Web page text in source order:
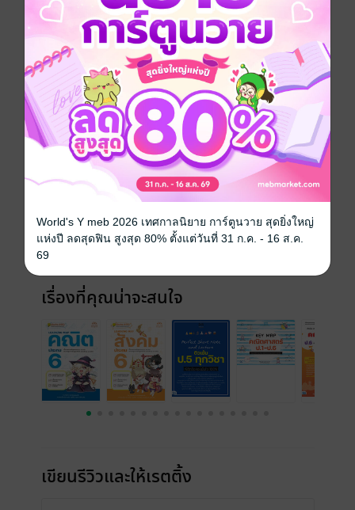
อยากได้ ซื้อเป็นของขวัญ ติดตาม แชร์
ภาษาอังกฤษ ประถมศึกษา
ประเภทไฟล์ pdf
07 พฤศจิกายน 2567
ความยาว 86 หน้า
ราคาปก
เรื่องที่คุณน่าจะสนใจ
เขียนรีวิวและให้เรตติ้ง
World's Y meb 2026 เทศกาลนิยาย การ์ตูนวาย สุดยิ่งใหญ่
แห่งปี ลดสุดฟิน สูงสุด 80% ตั้งแต่วันที่ 31 ก.ค. - 16 ส.ค.
69